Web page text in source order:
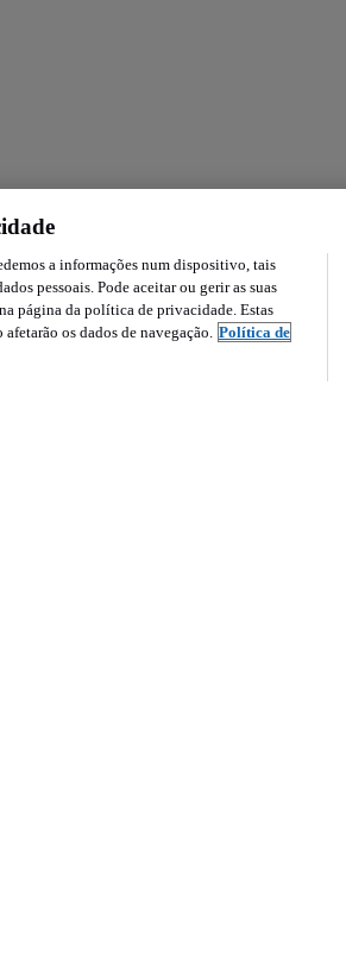
a informações num dispositivo, tais
pessoais. Pode aceitar ou gerir as suas
página da política de privacidade. Estas
afetarão os dados de navegação. Política de